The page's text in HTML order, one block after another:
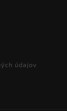
údajov